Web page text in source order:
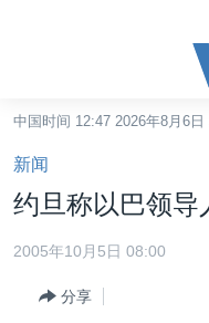
碍
链
接
跳
转
港澳
中国时间 12:47 2026年8月6日
新闻
约旦称以巴领导
2005年10月5日 08:00
分享